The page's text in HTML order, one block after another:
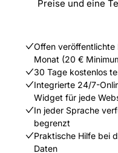
Preise und eine
Offen veröffentlichte
Monat (20 €
30 Tage kostenlos
Integrierte 24/7-
Widget für jede
In jeder Sprache
begrenzt
Praktische Hilfe bei
Daten